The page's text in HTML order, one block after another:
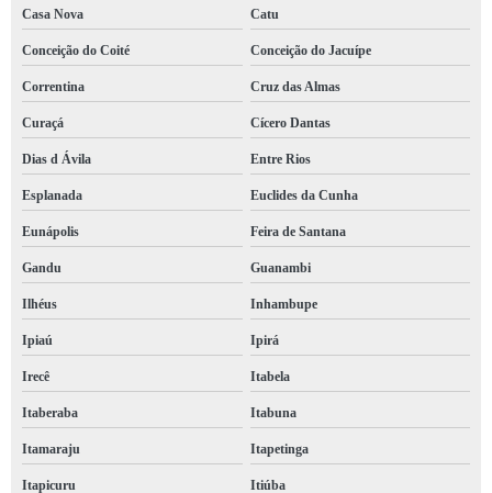
Casa Nova Catu
Conceição do Coité Conceição do Jacuípe
Correntina Cruz das Almas
Curaçá Cícero Dantas
Dias d Ávila Entre Rios
Esplanada Euclides da Cunha
Eunápolis Feira de Santana
Gandu Guanambi
Ilhéus Inhambupe
Ipiaú Ipirá
Irecê Itabela
Itaberaba Itabuna
Itamaraju Itapetinga
Itapicuru Itiúba